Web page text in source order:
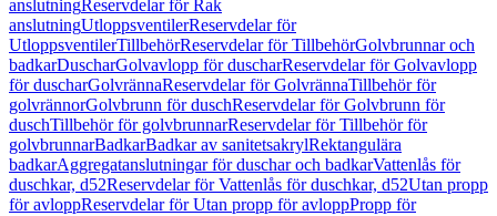
anslutningReservdelar för Rak
anslutningUtloppsventilerReservdelar för
UtloppsventilerTillbehörReservdelar för TillbehörGolvbrunnar och
badkarDuscharGolvavlopp för duscharReservdelar för Golvavlopp
för duscharGolvrännaReservdelar för GolvrännaTillbehör för
golvrännorGolvbrunn för duschReservdelar för Golvbrunn för
duschTillbehör för golvbrunnarReservdelar för Tillbehör för
golvbrunnarBadkarBadkar av sanitetsakrylRektangulära
badkarAggregatanslutningar för duschar och badkarVattenlås för
duschkar, d52Reservdelar för Vattenlås för duschkar, d52Utan propp
för avloppReservdelar för Utan propp för avloppPropp för